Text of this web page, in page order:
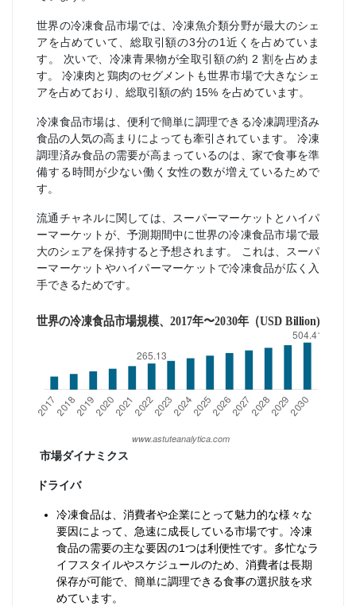
世界の冷凍食品市場では、冷凍魚介類分野が最大のシェ
アを占めていて、総取引額の3分の1近くを占めていま
す。 次いで、冷凍青果物が全取引額の約 2 割を占めま
す。 冷凍肉と鶏肉のセグメントも世界市場で大きなシェ
アを占めており、総取引額の約 15% を占めています。
冷凍食品市場は、便利で簡単に調理できる冷凍調理済み
食品の人気の高まりによっても牽引されています。 冷凍
調理済み食品の需要が高まっているのは、家で食事を準
備する時間が少ない働く女性の数が増えているためで
す。
流通チャネルに関しては、スーパーマーケットとハイパ
ーマーケットが、予測期間中に世界の冷凍食品市場で最
大のシェアを保持すると予想されます。 これは、スーパ
ーマーケットやハイパーマーケットで冷凍食品が広く入
手できるためです。
市場ダイナミクス
ドライバ
冷凍食品は、消費者や企業にとって魅力的な様々な
要因によって、急速に成長している市場です。冷凍
食品の需要の主な要因の1つは利便性です。多忙なラ
イフスタイルやスケジュールのため、消費者は長期
保存が可能で、簡単に調理できる食事の選択肢を求
めています。